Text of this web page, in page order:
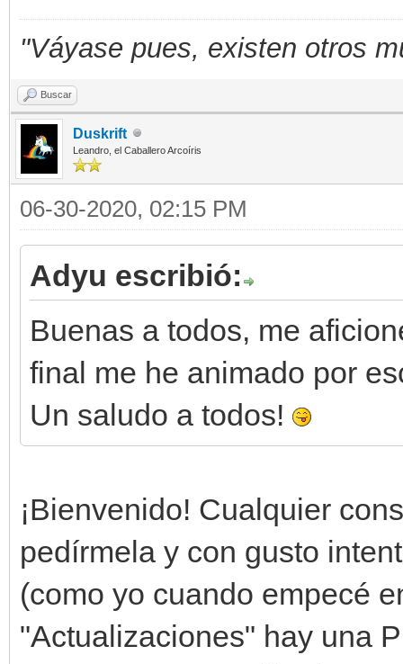
"Váyase pues, existen otros
Buscar
Duskrift
Leandro, el Caballero Arcoíris
06-30-2020, 02:15 PM
Adyu escribió:
Buenas a todos, me
final me he animado por
Un saludo a todos!
¡Bienvenido! Cualquier
pedírmela y con gusto
(como yo cuando empecé
"Actualizaciones" hay una